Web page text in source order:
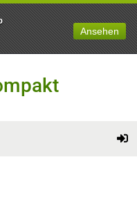
Ansehen